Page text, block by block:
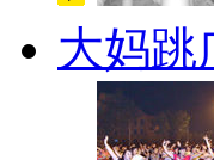
大妈跳